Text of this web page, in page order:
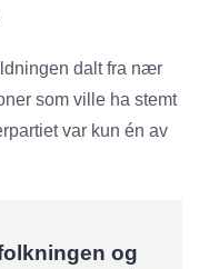
dalt fra nær
som ville ha stemt
var kun én av
og